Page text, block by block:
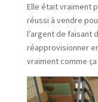
Elle était vraiment
réussi à vendre
l’argent de faisant
réapprovisionner
vraiment comme